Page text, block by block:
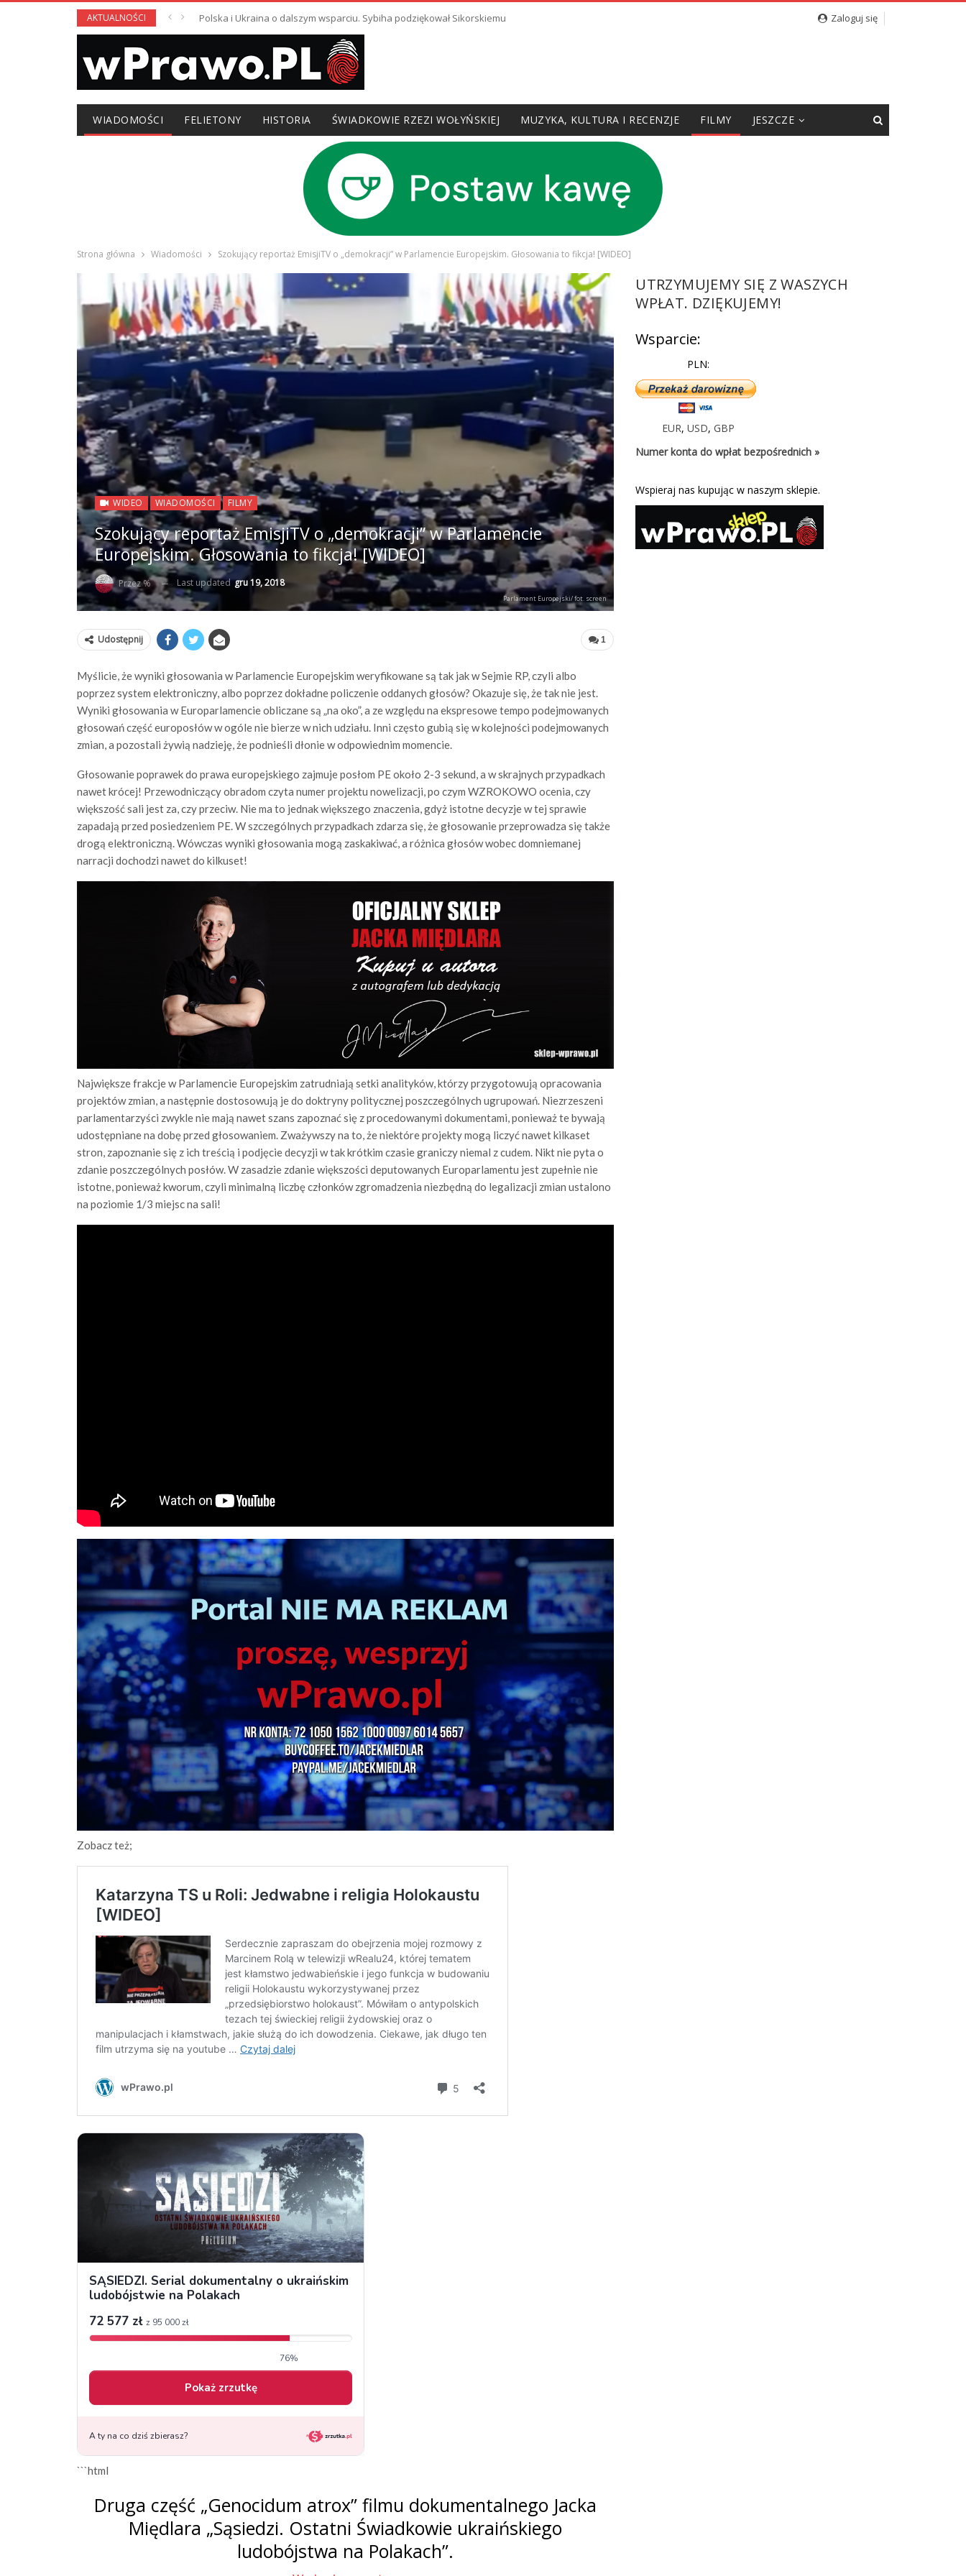
AKTUALNOŚCI Polska i Ukraina o dalszym wsparciu. Sybiha podziękował Sikorskiemu Zaloguj się
WIADOMOŚCI FELIETONY HISTORIA ŚWIADKOWIE RZEZI WOŁYŃSKIEJ MUZYKA, KULTURA I RECENZJE FILMY JESZCZE
Strona główna Wiadomości Szokujący reportaż EmisjiTV o „demokracji” w Parlamencie Europejskim. Głosowania to fikcja! [WIDEO]
WIDEO WIADOMOŚCI FILMY
Szokujący reportaż EmisjiTV o „demokracji” w Parlamencie
Europejskim. Głosowania to fikcja! [WIDEO]
Przez % Last updatedgru 19, 2018
Parlament Europejski/ fot. screen
1
Udostępnij
Myślicie, że wyniki głosowania w Parlamencie Europejskim weryfikowane są tak jak w Sejmie RP, czyli albo
poprzez system elektroniczny, albo poprzez dokładne policzenie oddanych głosów? Okazuje się, że tak nie jest.
Wyniki głosowania w Europarlamencie obliczane są „na oko”, a ze względu na ekspresowe tempo podejmowanych
głosowań część europosłów w ogóle nie bierze w nich udziału. Inni często gubią się w kolejności podejmowanych
zmian, a pozostali żywią nadzieję, że podnieśli dłonie w odpowiednim momencie.
Głosowanie poprawek do prawa europejskiego zajmuje posłom PE około 2-3 sekund, a w skrajnych przypadkach
nawet krócej! Przewodniczący obradom czyta numer projektu nowelizacji, po czym WZROKOWO ocenia, czy
większość sali jest za, czy przeciw. Nie ma to jednak większego znaczenia, gdyż istotne decyzje w tej sprawie
zapadają przed posiedzeniem PE. W szczególnych przypadkach zdarza się, że głosowanie przeprowadza się także
drogą elektroniczną. Wówczas wyniki głosowania mogą zaskakiwać, a różnica głosów wobec domniemanej
narracji dochodzi nawet do kilkuset!
Największe frakcje w Parlamencie Europejskim zatrudniają setki analityków, którzy przygotowują opracowania
projektów zmian, a następnie dostosowują je do doktryny politycznej poszczególnych ugrupowań. Niezrzeszeni
parlamentarzyści zwykle nie mają nawet szans zapoznać się z procedowanymi dokumentami, ponieważ te bywają
udostępniane na dobę przed głosowaniem. Zważywszy na to, że niektóre projekty mogą liczyć nawet kilkaset
stron, zapoznanie się z ich treścią i podjęcie decyzji w tak krótkim czasie graniczy niemal z cudem. Nikt nie pyta o
zdanie poszczególnych posłów. W zasadzie zdanie większości deputowanych Europarlamentu jest zupełnie nie
istotne, ponieważ kworum, czyli minimalną liczbę członków zgromadzenia niezbędną do legalizacji zmian ustalono
na poziomie 1/3 miejsc na sali!
Zobacz też;
```html
Druga część „Genocidum atrox” filmu dokumentalnego Jacka
Międlara „Sąsiedzi. Ostatni Świadkowie ukraińskiego
ludobójstwa na Polakach”.
UTRZYMUJEMY SIĘ Z WASZYCH
WPŁAT. DZIĘKUJEMY!
Wsparcie:
PLN:
EUR,USD,GBP
Numer konta do wpłat bezpośrednich »
Wspieraj nas kupując w naszym sklepie.